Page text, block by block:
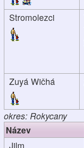
Stromolezci
Zuyá Wičhá
okres: Rokycany
Název
Jilm